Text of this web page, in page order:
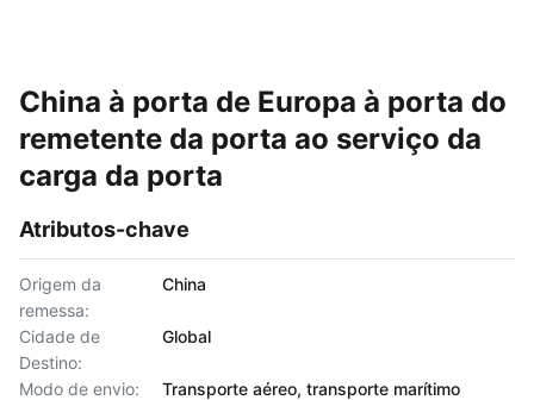
China à porta de Europa à porta do
remetente da porta ao serviço da
carga da porta
Atributos-chave
Origem da
remessa:
China
Cidade de
Destino:
Global
Modo de envio:
Transporte aéreo, transporte marítimo